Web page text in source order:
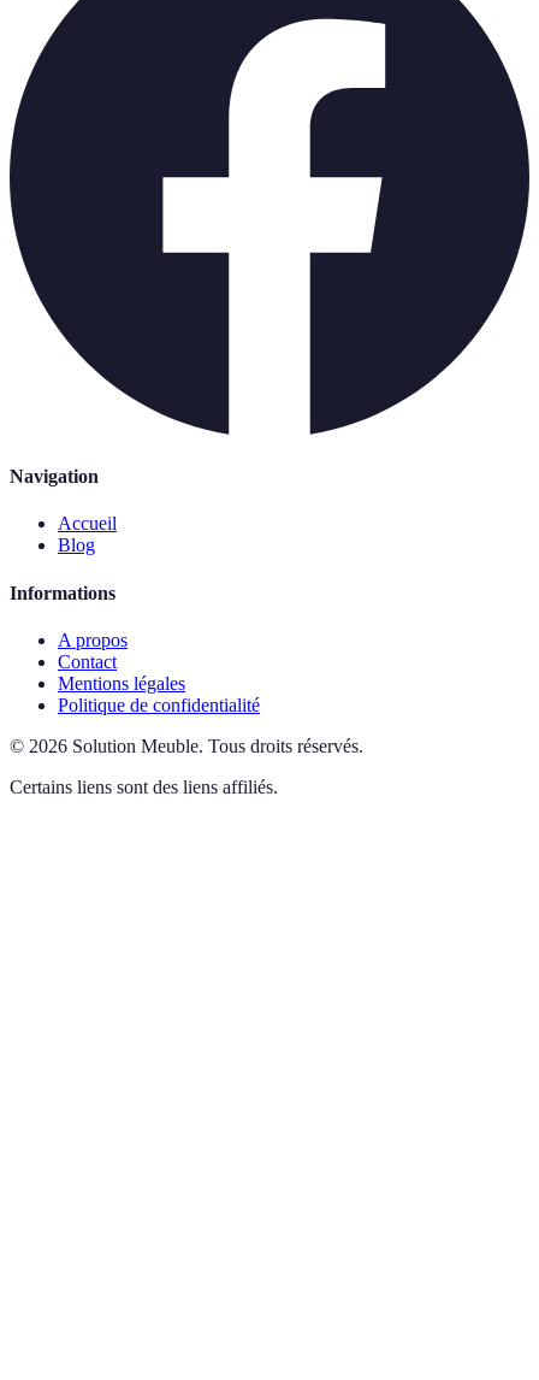
Navigation
Accueil
Blog
Informations
A propos
Contact
Mentions légales
Politique de confidentialité
© 2026 Solution Meuble. Tous droits réservés.
Certains liens sont des liens affiliés.